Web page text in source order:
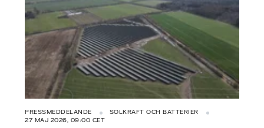
PRESSMEDDELANDE
SOLKRAFT OCH BATTERIER
27 MAJ 2026, 09:00 CET